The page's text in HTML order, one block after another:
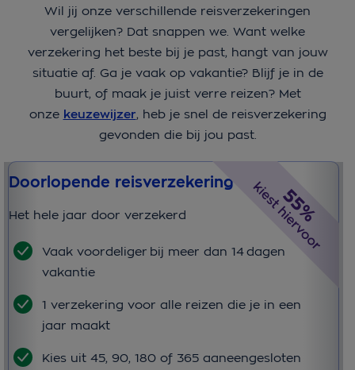
Wil jij onze verschillende reisverzekeringen
vergelijken? Dat snappen we. Want welke
verzekering het beste bij je past, hangt van jouw
situatie af. Ga je vaak op vakantie? Blijf je in de
buurt, of maak je juist verre reizen? Met
onze keuzewijzer, heb je snel de reisverzekering
gevonden die bij jou past.
Doorlopende reisverzekering
Het hele jaar door verzekerd
Vaak voordeliger bij meer dan 14 dagen
vakantie
1 verzekering voor alle reizen die je in een
jaar maakt
Kies uit 45, 90, 180 of 365 aaneengesloten